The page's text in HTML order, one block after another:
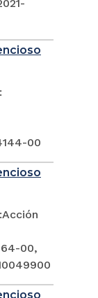
00
00,